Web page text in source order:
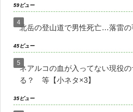
59ビュー
北岳の登山道で男性死亡…落雷の
45ビュー
ネアルコの血が入ってない現役
る？ 等【小ネタ×3】
35ビュー